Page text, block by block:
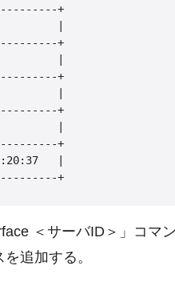
+
|
+
|
+
|
+
|
+
|
＜サーバID＞」コマ
追加する。